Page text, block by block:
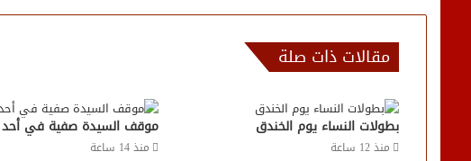
مقالات ذات صلة
بطولات النساء يوم الخندق
منذ 12 ساعة
موقف السيدة صفية في أحد
منذ 14 ساعة